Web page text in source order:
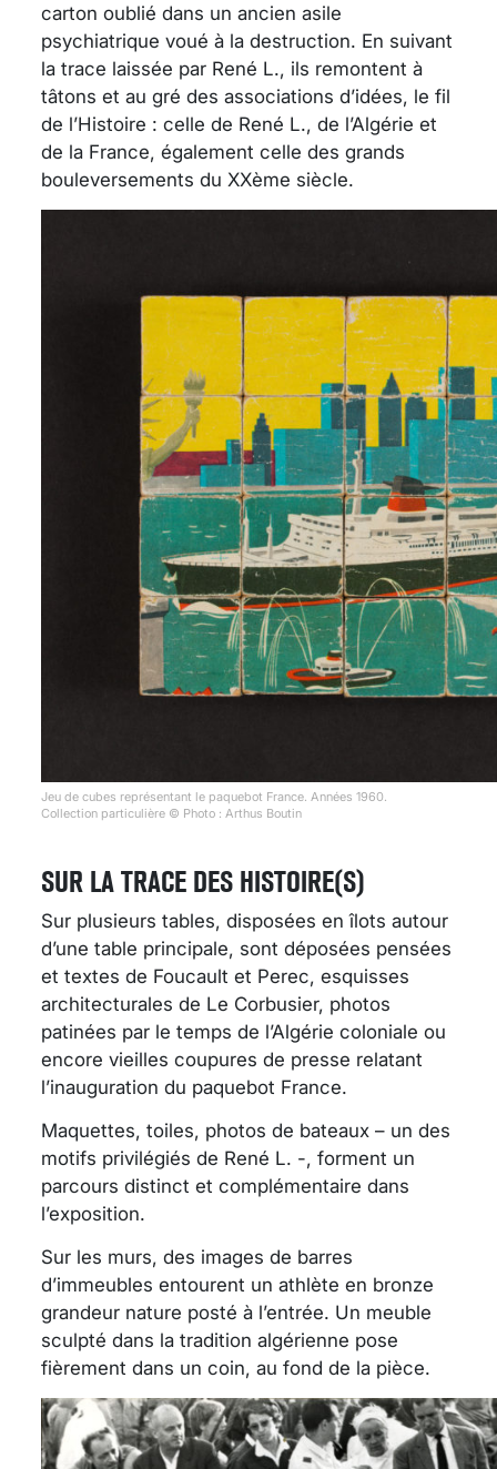
carton oublié dans un ancien asile
psychiatrique voué à la destruction. En suivant
la trace laissée par René L., ils remontent à
tâtons et au gré des associations d’idées, le fil
de l’Histoire : celle de René L., de l’Algérie et
de la France, également celle des grands
bouleversements du XXème siècle.
Jeu de cubes représentant le paquebot France. Années 1960.
Collection particulière © Photo : Arthus Boutin
SUR LA TRACE DES HISTOIRE(S)
Sur plusieurs tables, disposées en îlots autour
d’une table principale, sont déposées pensées
et textes de Foucault et Perec, esquisses
architecturales de Le Corbusier, photos
patinées par le temps de l’Algérie coloniale ou
encore vieilles coupures de presse relatant
l’inauguration du paquebot France.
Maquettes, toiles, photos de bateaux – un des
motifs privilégiés de René L. -, forment un
parcours distinct et complémentaire dans
l’exposition.
Sur les murs, des images de barres
d’immeubles entourent un athlète en bronze
grandeur nature posté à l’entrée. Un meuble
sculpté dans la tradition algérienne pose
fièrement dans un coin, au fond de la pièce.